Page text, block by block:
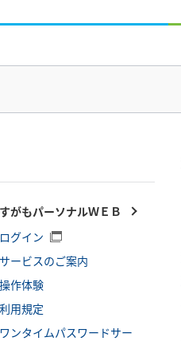
すがもパーソナルＷＥＢ
ログイン
サービスのご案内
操作体験
利用規定
ワンタイムパスワードサー